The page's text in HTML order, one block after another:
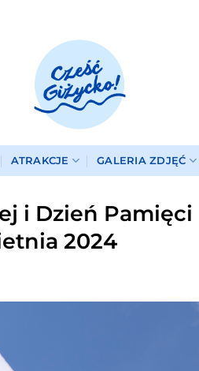
ATRAKCJE GALERIA ZDJĘĆ
i Dzień Pamięci
2024